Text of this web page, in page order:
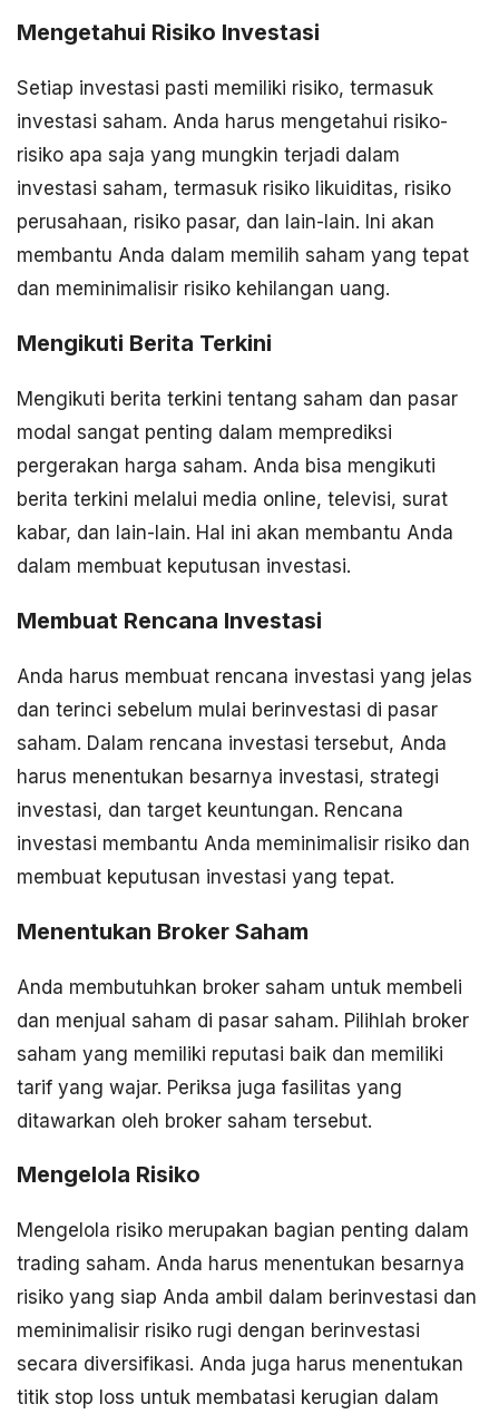
Mengetahui Risiko Investasi
Setiap investasi pasti memiliki risiko, termasuk
investasi saham. Anda harus mengetahui risiko-
risiko apa saja yang mungkin terjadi dalam
investasi saham, termasuk risiko likuiditas, risiko
perusahaan, risiko pasar, dan lain-lain. Ini akan
membantu Anda dalam memilih saham yang tepat
dan meminimalisir risiko kehilangan uang.
Mengikuti Berita Terkini
Mengikuti berita terkini tentang saham dan pasar
modal sangat penting dalam memprediksi
pergerakan harga saham. Anda bisa mengikuti
berita terkini melalui media online, televisi, surat
kabar, dan lain-lain. Hal ini akan membantu Anda
dalam membuat keputusan investasi.
Membuat Rencana Investasi
Anda harus membuat rencana investasi yang jelas
dan terinci sebelum mulai berinvestasi di pasar
saham. Dalam rencana investasi tersebut, Anda
harus menentukan besarnya investasi, strategi
investasi, dan target keuntungan. Rencana
investasi membantu Anda meminimalisir risiko dan
membuat keputusan investasi yang tepat.
Menentukan Broker Saham
Anda membutuhkan broker saham untuk membeli
dan menjual saham di pasar saham. Pilihlah broker
saham yang memiliki reputasi baik dan memiliki
tarif yang wajar. Periksa juga fasilitas yang
ditawarkan oleh broker saham tersebut.
Mengelola Risiko
Mengelola risiko merupakan bagian penting dalam
trading saham. Anda harus menentukan besarnya
risiko yang siap Anda ambil dalam berinvestasi dan
meminimalisir risiko rugi dengan berinvestasi
secara diversifikasi. Anda juga harus menentukan
titik stop loss untuk membatasi kerugian dalam